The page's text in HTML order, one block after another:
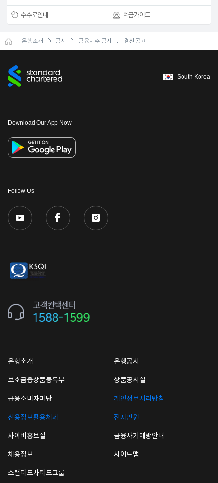
수수료안내 예금가이드
은행소개 공시 금융지주 공시 결산공고
South Korea
Download Our App Now
Follow Us
은행소개 은행공시
보호금융상품등록부 상품공시실
금융소비자마당 개인정보처리방침
신용정보활용체제 전자민원
사이버홍보실 금융사기예방안내
채용정보 사이트맵
스탠다드차타드그룹